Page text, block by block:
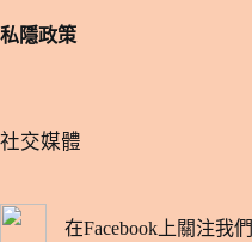
私隱政策
​社交媒體
在Facebook上關注我們